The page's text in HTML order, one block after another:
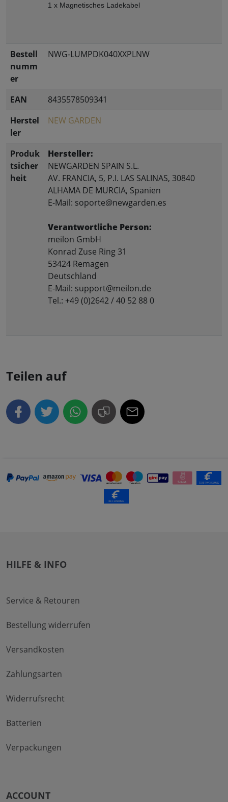
1 x Magnetisches Ladekabel
Bestell
numm
er
NWG-LUMPDK040XXPLNW
EAN
8435578509341
Herstel
ler
NEW GARDEN
Produk
tsicher
heit
Hersteller:
NEWGARDEN SPAIN S.L.
AV. FRANCIA, 5, P.I. LAS SALINAS, 30840
ALHAMA DE MURCIA, Spanien
E-Mail: soporte@newgarden.es
Verantwortliche Person:
meilon GmbH
Konrad Zuse Ring 31
53424 Remagen
Deutschland
E-Mail: support@meilon.de
Tel.: +49 (0)2642 / 40 52 88 0
Teilen auf
HILFE & INFO
Service & Retouren
Bestellung widerrufen
Versandkosten
Zahlungsarten
Widerrufsrecht
Batterien
Verpackungen
ACCOUNT